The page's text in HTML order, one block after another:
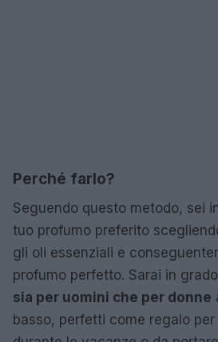
Perché farlo?
Seguendo questo metodo, sei
tuo profumo preferito
gli oli essenziali e
profumo perfetto. Sarai in
sia per uomini che per donne
basso, perfetti come regalo